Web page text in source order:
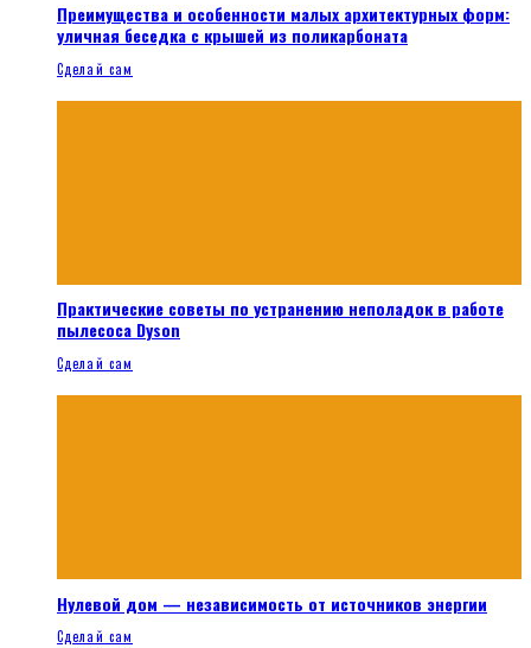
Преимущества и особенности малых архитектурных форм:
уличная беседка с крышей из поликарбоната
Сделай сам
Практические советы по устранению неполадок в работе
пылесоса Dyson
Сделай сам
Нулевой дом — независимость от источников энергии
Сделай сам